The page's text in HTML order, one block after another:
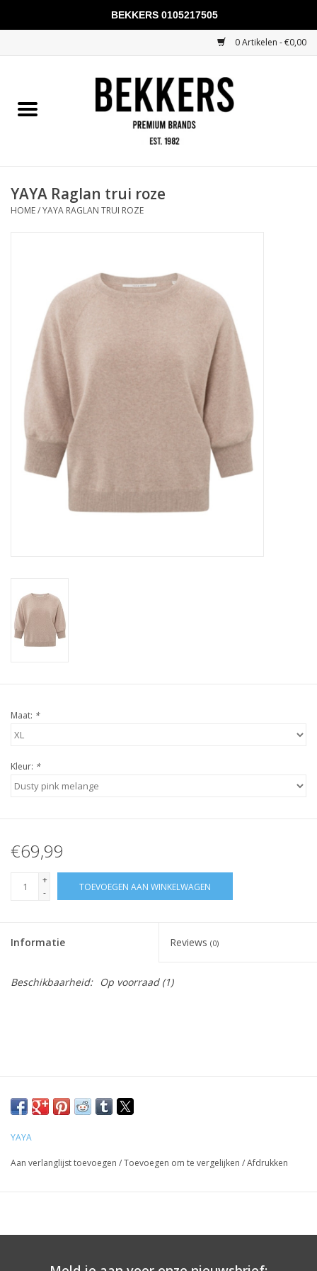
0 Artikelen - €0,00
Mannen
KADOBONNEN
YAYA Raglan trui roze
HOME/YAYA RAGLAN TRUI ROZE
Maat: *
Kleur: *
€69,99
+
-
TOEVOEGEN AAN WINKELWAGEN
Informatie Reviews (0)
Beschikbaarheid: Op voorraad(1)
YAYA
Aan verlanglijst toevoegen /Toevoegen om te vergelijken /Afdrukken
BEKKERS 0105217505